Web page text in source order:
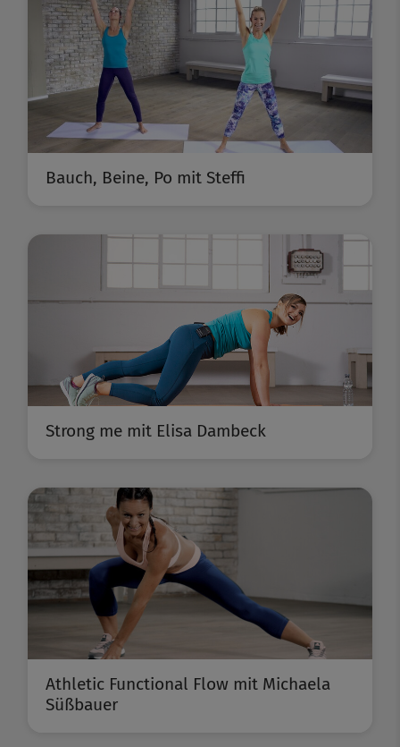
Bauch, Beine, Po mit Steffi
Strong me mit Elisa Dambeck
Athletic Functional Flow mit Michaela
Süßbauer